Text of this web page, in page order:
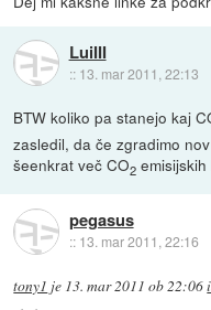
LuiIII
:: 13. mar 2011, 22:13
BTW koliko pa stanejo kaj
zasledil, da če zgradimo
šeenkrat več CO2
pegasus
:: 13. mar 2011, 22:16
tony1 je 13. mar 2011 ob 22:06